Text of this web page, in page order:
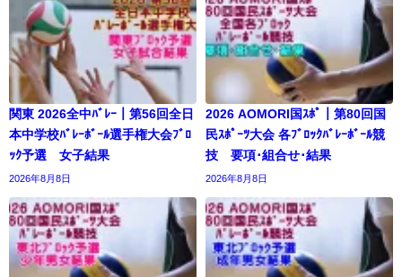
関東 2026全中ﾊﾞﾚｰ｜第56回全日
本中学校ﾊﾞﾚｰﾎﾞｰﾙ選手権大会ﾌﾞﾛ
ｯｸ予選 女子結果
2026年8月8日
2026 AOMORI国ｽﾎﾟ｜第80回国
民ｽﾎﾟｰﾂ大会 各ﾌﾞﾛｯｸﾊﾞﾚｰﾎﾞｰﾙ競
技 要項･組合せ･結果
2026年8月8日